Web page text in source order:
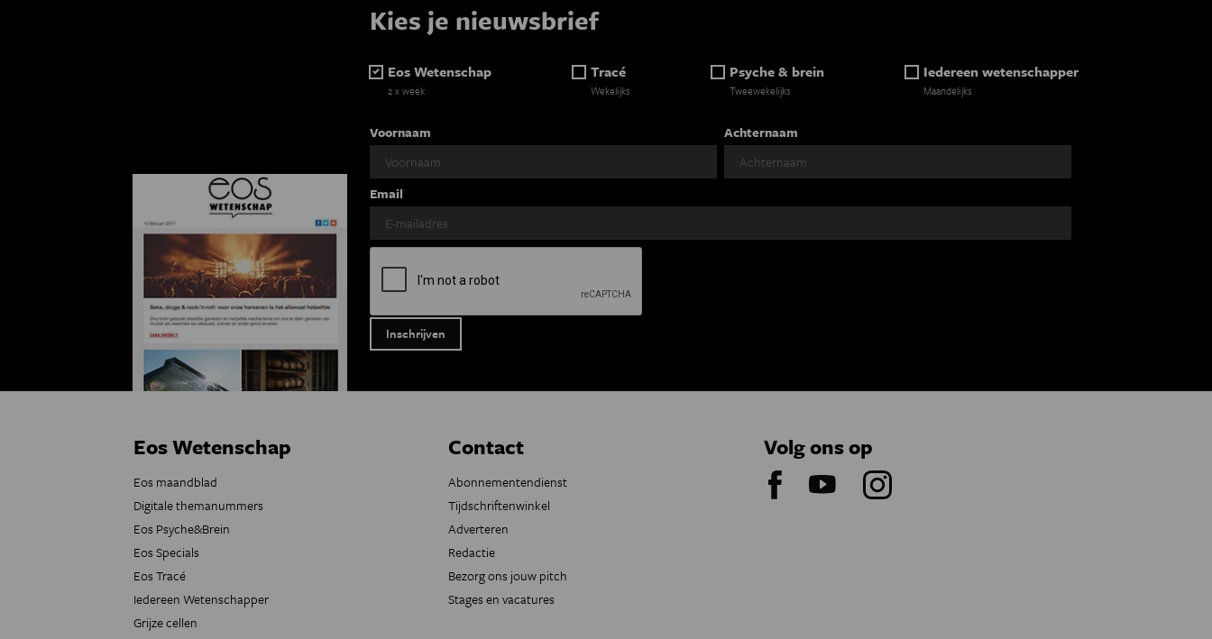
Kies je nieuwsbrief
Eos Wetenschap
2 x week
Tracé
Wekelijks
Psyche & brein
Tweewekelijks
Iedereen wetenschapper
Maandelijks
Voornaam Achternaam
Email
Eos Wetenschap
Eos maandblad
Digitale themanummers
Eos Psyche&Brein
Eos Specials
Eos Tracé
Iedereen Wetenschapper
Grijze cellen
Contact
Abonnementendienst
Tijdschriftenwinkel
Adverteren
Redactie
Bezorg ons jouw pitch
Stages en vacatures
Volg ons op